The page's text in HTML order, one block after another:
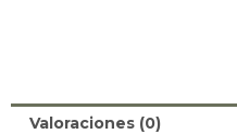
Valoraciones (0)